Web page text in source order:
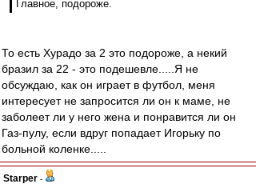
Главное, подороже.
То есть Хурадо за 2 это подороже, а некий
бразил за 22 - это подешевле.....Я не
обсуждаю, как он играет в футбол, меня
интересует не запросится ли он к маме, не
заболеет ли у него жена и понравится ли он
Газ-пулу, если вдруг попадает Игорьку по
больной коленке.....
Starper -